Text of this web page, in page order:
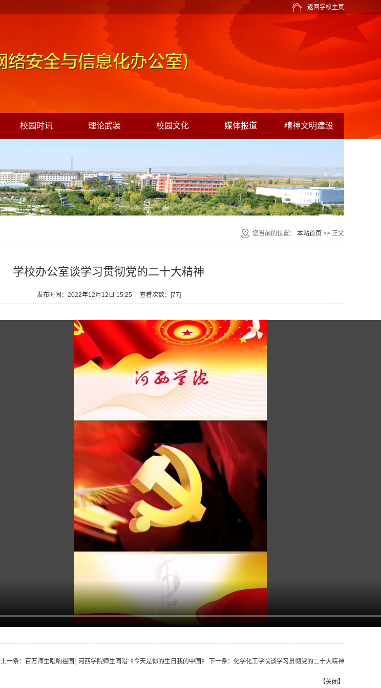
返回学校主页
校园时讯 理论武装 校园文化 媒体报道 精神文明建设
您当前的位置： 本站首页 >> 正文
学校办公室谈学习贯彻党的二十大精神
发布时间：2022年12月12日 15:25 | 查看次数：[77]
上一条： 百万师生唱响祖国│河西学院师生同唱《今天是你的生日我的中国》 下一条： 化学化工学院谈学习贯彻党的二十大精神
【关闭】